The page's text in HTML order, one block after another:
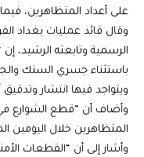
على أعداد المتظاهرين،
وقال قائد عمليات بغداد
الرسمية وتابعته الرشيد،
باستثناء جسري السنك
ويتواجد فيها انتشار
وأضاف أن “قطع الشوارع
المتظاهرين خلال اليومين
وأشار إلى أن “القطعات